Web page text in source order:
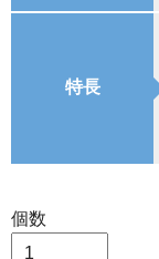
特長
個数